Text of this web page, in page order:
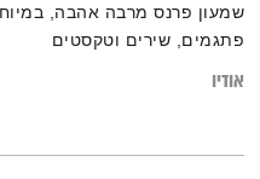
שמעון פרנס מרבה אהבה,
פתגמים, שירים וטקסטים
אודיו